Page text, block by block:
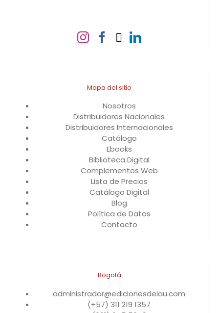
Mapa del sitio
Nosotros
Distribuidores Nacionales
Distribuidores Internacionales
Catálogo
Ebooks
Biblioteca Digital
Complementos Web
Lista de Precios
Catálogo Digital
Blog
Política de Datos
Contacto
Bogotá
administrador@edicionesdelau.com
(+57) 311 219 1357